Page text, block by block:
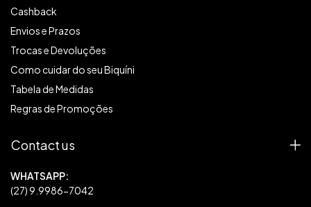
Cashback
Envios e Prazos
Trocas e Devoluções
Como cuidar do seu Biquíni
Tabela de Medidas
Regras de Promoções
Contact us